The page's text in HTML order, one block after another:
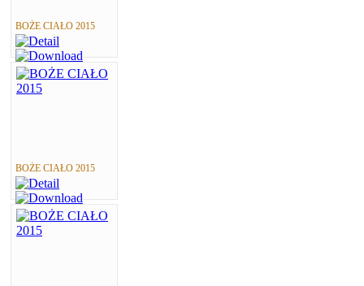
BOŻE CIAŁO 2015
BOŻE CIAŁO 2015